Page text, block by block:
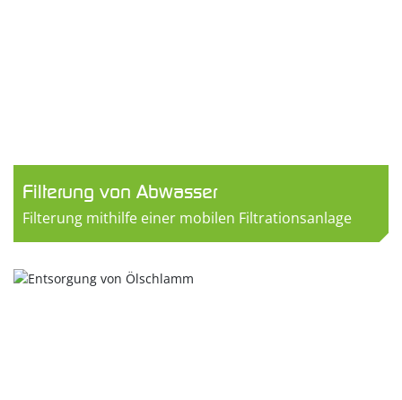
Filterung von Abwasser
Filterung mithilfe einer mobilen Filtrationsanlage